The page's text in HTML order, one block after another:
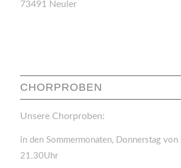
73491 Neuler
CHORPROBEN
Unsere Chorproben:
in den Sommermonaten, Donnerstag
21.30Uhr